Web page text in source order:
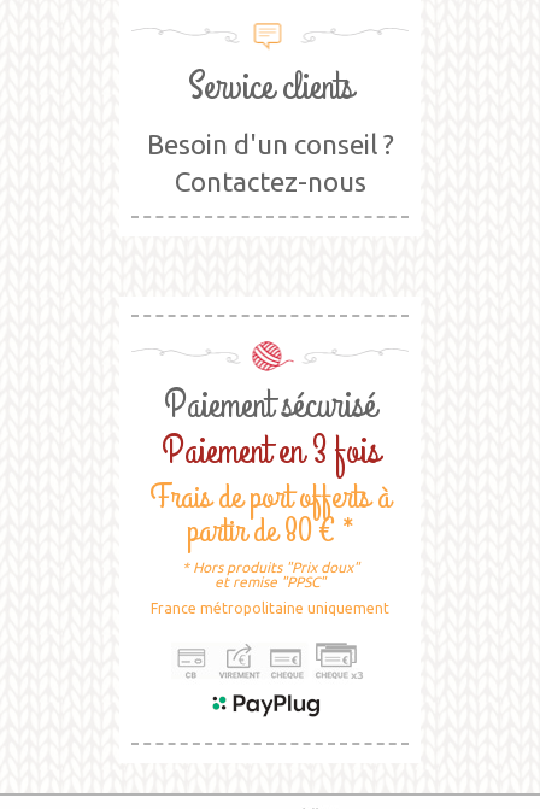
Service clients
Besoin d'un conseil ?
Contactez-nous
Paiement sécurisé
Paiement en 3 fois
Frais de port offerts à
partir de 80 € *
* Hors produits "Prix doux"
et remise "PPSC"
France métropolitaine uniquement